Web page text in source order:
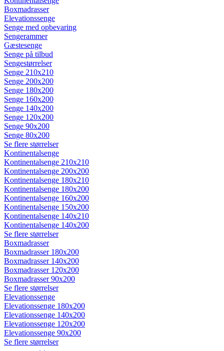
Boxmadrasser
Elevationssenge
Senge med opbevaring
Sengerammer
Gæstesenge
Senge på tilbud
Sengestørrelser
Senge 210x210
Senge 200x200
Senge 180x200
Senge 160x200
Senge 140x200
Senge 120x200
Senge 90x200
Senge 80x200
Se flere størrelser
Kontinentalsenge
Kontinentalsenge 210x210
Kontinentalsenge 200x200
Kontinentalsenge 180x210
Kontinentalsenge 180x200
Kontinentalsenge 160x200
Kontinentalsenge 150x200
Kontinentalsenge 140x210
Kontinentalsenge 140x200
Se flere størrelser
Boxmadrasser
Boxmadrasser 180x200
Boxmadrasser 140x200
Boxmadrasser 120x200
Boxmadrasser 90x200
Se flere størrelser
Elevationssenge
Elevationssenge 180x200
Elevationssenge 140x200
Elevationssenge 120x200
Elevationssenge 90x200
Se flere størrelser